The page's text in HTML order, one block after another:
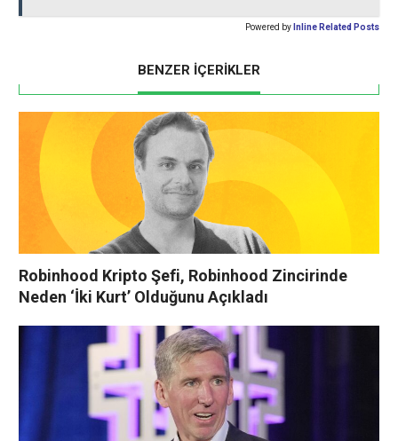
Powered by Inline Related Posts
BENZER İÇERİKLER
Robinhood Kripto Şefi, Robinhood Zincirinde
Neden ‘İki Kurt’ Olduğunu Açıkladı